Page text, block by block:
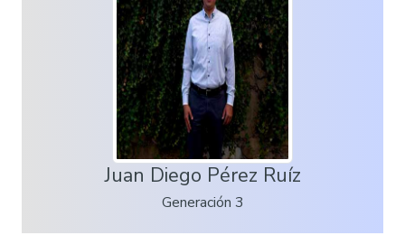
Juan Diego Pérez Ruíz
Generación 3